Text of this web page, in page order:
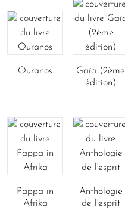
Ouranos
Gaïa (2ème
édition)
Pappa in
Afrika
Anthologie
de l'esprit